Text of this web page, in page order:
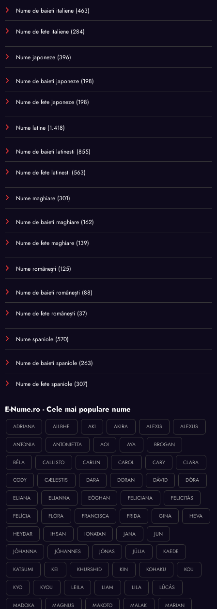
Nume de baieti italiene (463)
Nume de fete italiene (284)
Nume japoneze (396)
Nume de baieti japoneze (198)
Nume de fete japoneze (198)
Nume latine (1.418)
Nume de baieti latinesti (855)
Nume de fete latinesti (563)
Nume maghiare (301)
Nume de baieti maghiare (162)
Nume de fete maghiare (139)
Nume românești (125)
Nume de baieti românești (88)
Nume de fete românești (37)
Nume spaniole (570)
Nume de baieti spaniole (263)
Nume de fete spaniole (307)
E-Nume.ro - Cele mai populare nume
ADRIANA AILBHE AKI AKIRA ALEXIS ALEXUS
ANTONIA ANTONIETTA AOI AYA BROGAN
BÉLA CALLISTO CARLIN CAROL CARY CLARA
CODY CÆLESTIS DARA DORAN DÁVID DÓRA
ELIANA ELIANNA EÓGHAN FELICIANA FELICITÁS
FELÍCIA FLÓRA FRANCISCA FRIDA GINA HEVA
HEYDAR IHSAN IONATAN JANA JUN
JÓHANNA JÓHANNES JÓNAS JÚLIA KAEDE
KATSUMI KEI KHURSHID KIN KOHAKU KOU
KYO KYOU LEILA LIAM LILA LÚCÁS
MADOKA MAGNUS MAKOTO MALAK MARIAN